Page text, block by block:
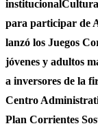
institucional
para participar de
lanzó los Juegos
jóvenes y adultos
a inversores de la
Centro
Plan Corrientes